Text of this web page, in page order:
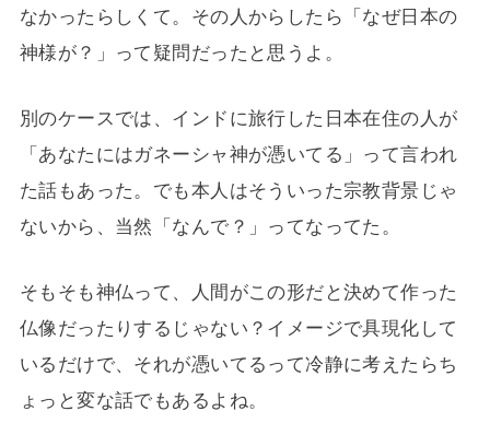
なかったらしくて。その人からしたら「なぜ日本の
神様が？」って疑問だったと思うよ。
別のケースでは、インドに旅行した日本在住の人が
「あなたにはガネーシャ神が憑いてる」って言われ
た話もあった。でも本人はそういった宗教背景じゃ
ないから、当然「なんで？」ってなってた。
そもそも神仏って、人間がこの形だと決めて作った
仏像だったりするじゃない？イメージで具現化して
いるだけで、それが憑いてるって冷静に考えたらち
ょっと変な話でもあるよね。